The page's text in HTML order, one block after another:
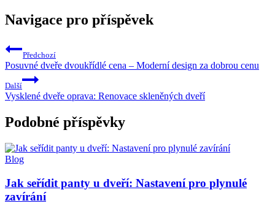
Navigace pro příspěvek
Předchozí
Posuvné dveře dvoukřídlé cena – Moderní design za dobrou cenu
Další
Vysklené dveře oprava: Renovace skleněných dveří
Podobné příspěvky
Blog
Jak seřídit panty u dveří: Nastavení pro plynulé
zavírání